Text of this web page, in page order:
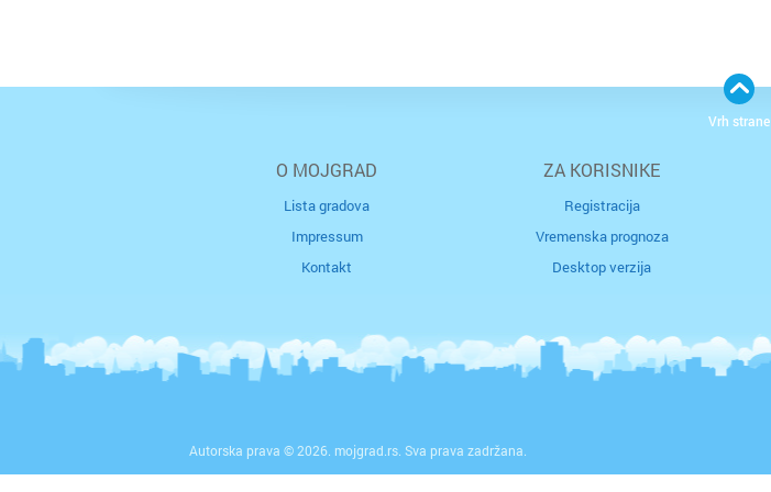
O MOJGRAD
Lista gradova
Impressum
Kontakt
ZA KORISNIKE
Registracija
Vremenska prognoza
Desktop verzija
Autorska prava © 2026. mojgrad.rs. Sva prava zadržana.
Vrh strane